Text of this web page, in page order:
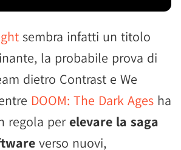
sembra infatti un titolo
la probabile prova di
dietro Contrast e We
DOOM: The Dark Ages ha
regola perelevare la saga
verso nuovi,